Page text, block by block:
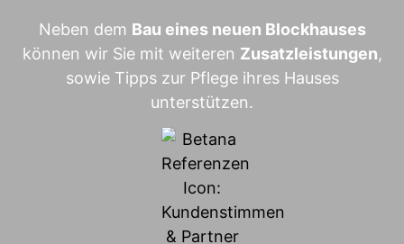
Neben dem Bau eines neuen Blockhauses
können wir Sie mit weiteren Zusatzleistungen,
sowie Tipps zur Pflege ihres Hauses
unterstützen.